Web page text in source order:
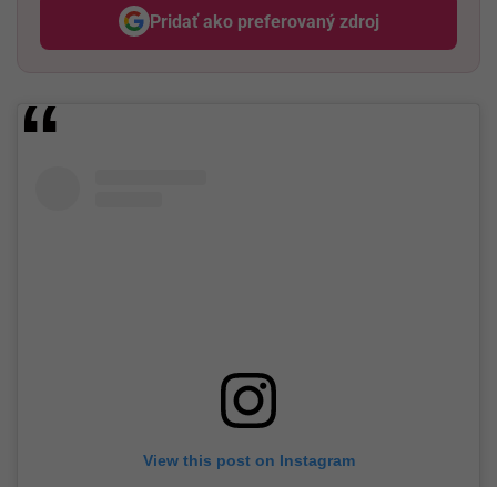
Pridať ako preferovaný zdroj
Odzadu, odkaz sa otvorí v
View this post on Instagram